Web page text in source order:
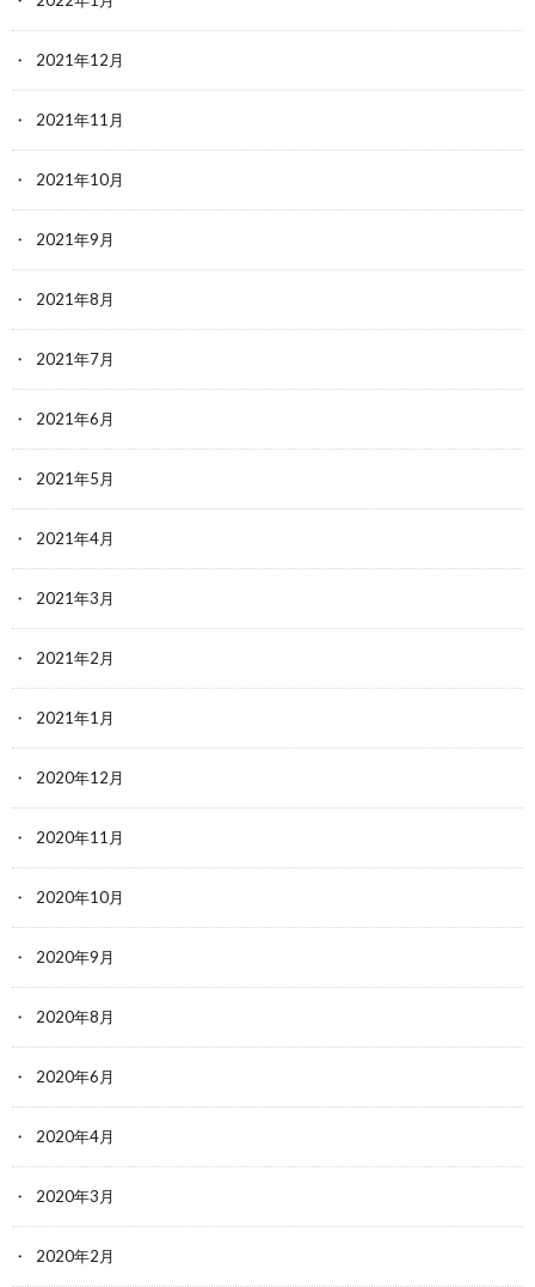
2021年12月
2021年11月
2021年10月
2021年9月
2021年8月
2021年7月
2021年6月
2021年5月
2021年4月
2021年3月
2021年2月
2021年1月
2020年12月
2020年11月
2020年10月
2020年9月
2020年8月
2020年6月
2020年4月
2020年3月
2020年2月